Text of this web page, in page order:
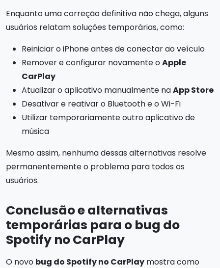
Enquanto uma correção definitiva não chega, alguns
usuários relatam soluções temporárias, como:
Reiniciar o iPhone antes de conectar ao veículo
Remover e configurar novamente oApple
CarPlay
Atualizar o aplicativo manualmente naApp Store
Desativar e reativar o Bluetooth e o Wi-Fi
Utilizar temporariamente outro aplicativo de
música
Mesmo assim, nenhuma dessas alternativas resolve
permanentemente o problema para todos os
usuários.
Conclusão e alternativas
temporárias para o bug do
Spotify no CarPlay
O novo bug do Spotify no CarPlay mostra como